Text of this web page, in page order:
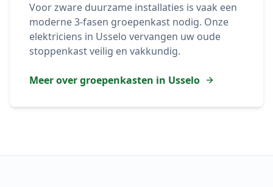
Voor zware duurzame installaties is vaak een
moderne 3-fasen groepenkast nodig. Onze
elektriciens in Usselo vervangen uw oude
stoppenkast veilig en vakkundig.
Meer over groepenkasten in Usselo